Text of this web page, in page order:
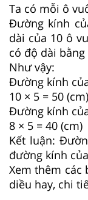
Ta có mỗi ô
Đường kính
dài của 10 ô
có độ dài
Như vậy:
Đường kính
10 × 5 = 50 (cm)
Đường kính
8 × 5 = 40 (cm)
Kết luận:
đường kính
Xem thêm các
diều hay, chi